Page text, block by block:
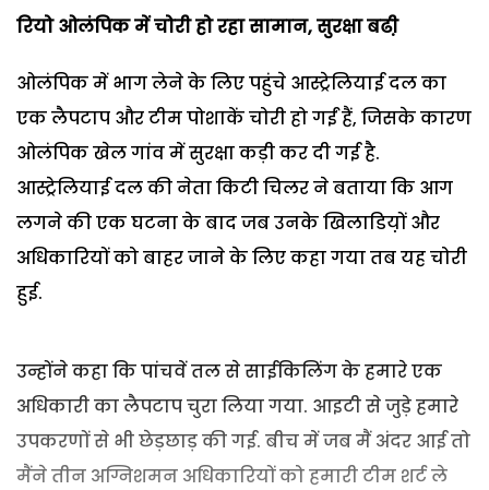
रियो ओलंपिक में चोरी हो रहा सामान, सुरक्षा बढी़
ओलंपिक में भाग लेने के लिए पहुंचे आस्ट्रेलियाई दल का
एक लैपटाप और टीम पोशाकें चोरी हो गईं हैं, जिसके कारण
ओलंपिक खेल गांव में सुरक्षा कड़ी कर दी गई है.
आस्ट्रेलियाई दल की नेता किटी चिलर ने बताया कि आग
लगने की एक घटना के बाद जब उनके खिलाडिय़ों और
अधिकारियों को बाहर जाने के लिए कहा गया तब यह चोरी
हुई.
उन्होंने कहा कि पांचवें तल से साईकिलिंग के हमारे एक
अधिकारी का लैपटाप चुरा लिया गया. आइटी से जुड़े हमारे
उपकरणों से भी छेड़छाड़ की गई. बीच में जब मैं अंदर आई तो
मैंने तीन अग्निशमन अधिकारियों को हमारी टीम शर्ट ले